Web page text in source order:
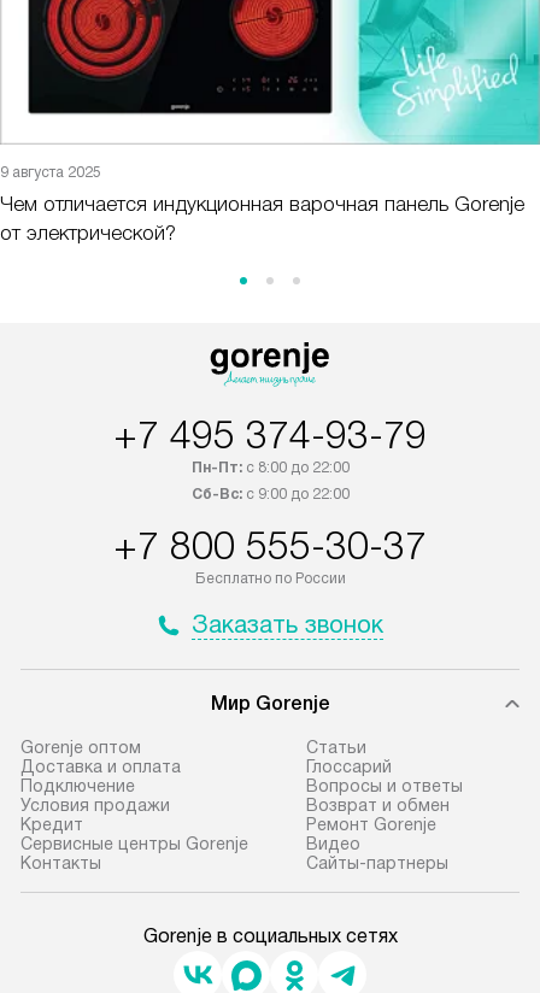
9 августа 2025
Чем отличается индукционная варочная панель Gorenje
от электрической?
+7 495 374-93-79
Пн-Пт:с 8:00 до 22:00
Сб-Вс:с 9:00 до 22:00
+7 800 555-30-37
Бесплатно по России
Заказать звонок
Мир Gorenje
Gorenje оптом
Доставка и оплата
Подключение
Условия продажи
Кредит
Сервисные центры Gorenje
Контакты
Cтатьи
Глоссарий
Вопросы и ответы
Возврат и обмен
Ремонт Gorenje
Видео
Сайты-партнеры
Gorenje в социальных сетях